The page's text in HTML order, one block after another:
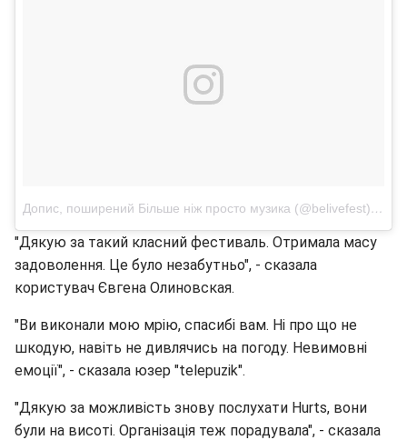
Допис, поширений Більше ніж просто музика (@belivefest)22
"Дякую за такий класний фестиваль. Отримала масу
задоволення. Це було незабутньо", - сказала
користувач Євгена Олиновская.
"Ви виконали мою мрію, спасибі вам. Ні про що не
шкодую, навіть не дивлячись на погоду. Невимовні
емоції", - сказала юзер "telepuzik".
"Дякую за можливість знову послухати Hurts, вони
були на висоті. Організація теж порадувала", - сказала